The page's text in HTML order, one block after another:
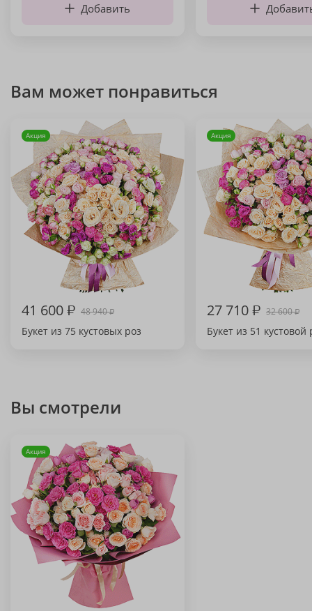
Добавить
Вам может понравиться
Акция
41 600₽ 48 940₽
Букет из 75 кустовых роз
Акция
27 710₽ 32 600₽
Букет из 51 кустовой
Вы смотрели
Акция